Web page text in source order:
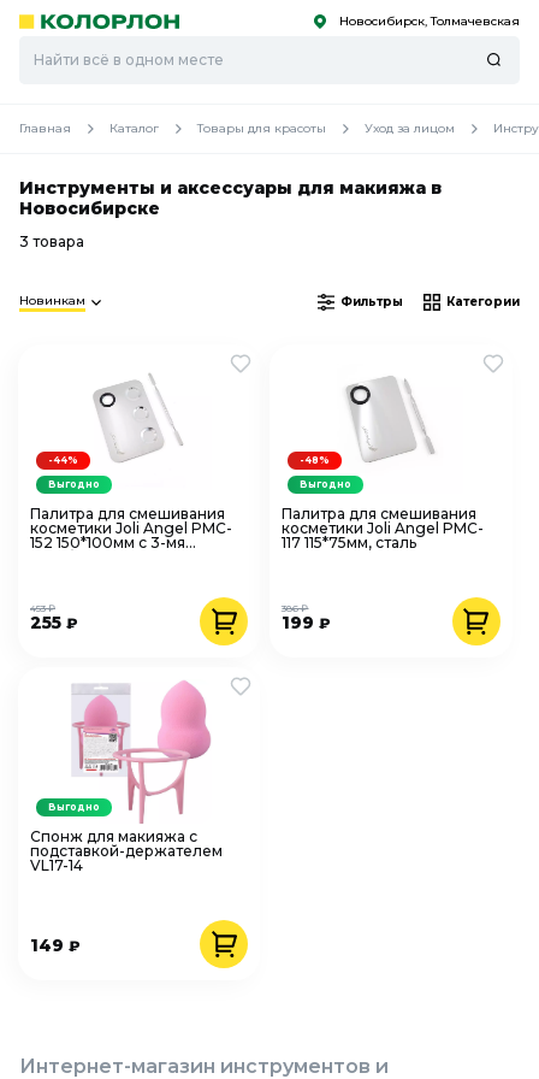
Скоро
Скоро Новосибирск, Толмачевская
Главная Каталог Товары для красоты Уход за лицом
Инструменты и аксессуары для макияжа в
Новосибирске
3 товара
Новинкам Фильтры Категории
Палитра для смешивания
косметики Joli Angel PMC-
152 150*100мм с 3-мя
255 ₽
453 ₽
-44%
Выгодно
Палитра для смешивания
косметики Joli Angel PMC-
117 115*75мм, сталь
199₽
386 ₽
-48%
Выгодно
Спонж для макияжа с
подставкой-держателем
VL17-14
149 ₽
Выгодно
Интернет-магазин инструментов и